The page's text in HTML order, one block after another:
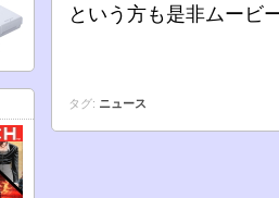
という方も是非ムービ
タグ: ニュース